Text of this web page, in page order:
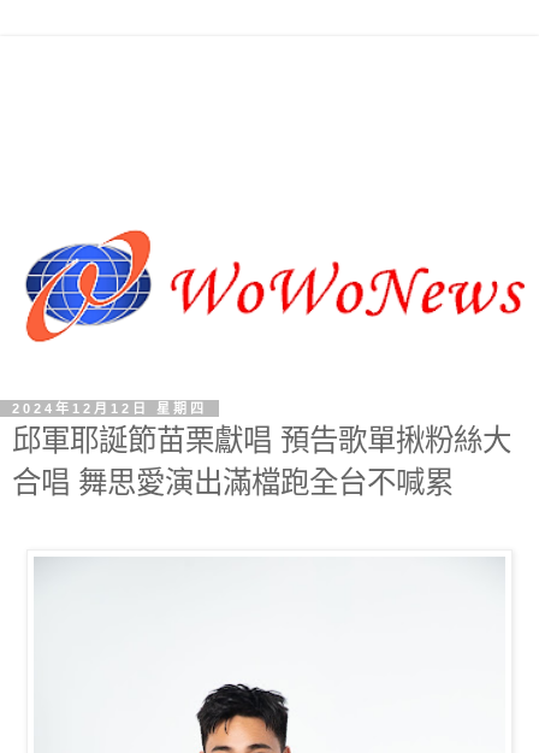
2024年12月12日 星期四
邱軍耶誕節苗栗獻唱 預告歌單揪粉絲大
合唱 舞思愛演出滿檔跑全台不喊累